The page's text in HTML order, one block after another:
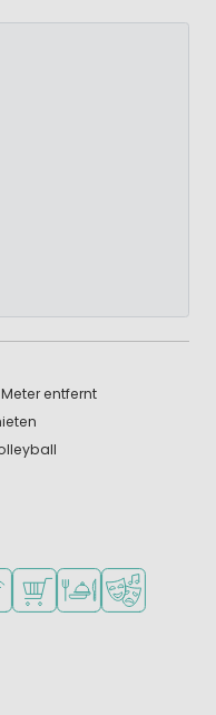
entfernt
Kinder
verfügbar
Supermarkt/Laden
Restaurant oder